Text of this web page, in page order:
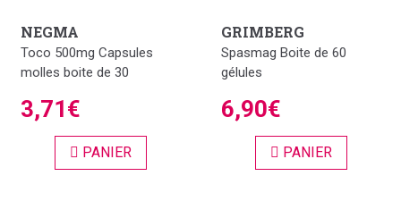
NEGMA
Toco 500mg Capsules
molles boite de 30
3,71€
PANIER
GRIMBERG
Spasmag Boite de 60
gélules
6,90€
PANIER